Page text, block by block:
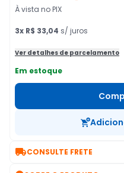
À vista no PIX
3x R$ 33,04 s/ juros
Ver detalhes de parcelamento
Em estoque
CONSULTE FRETE